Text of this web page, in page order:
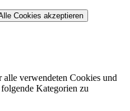
Cookies akzeptieren
verwendeten Cookies und
Kategorien zu